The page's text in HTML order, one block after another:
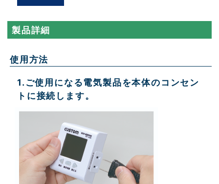
製品詳細
使用方法
1.ご使用になる電気製品を本体のコンセン
トに接続します。